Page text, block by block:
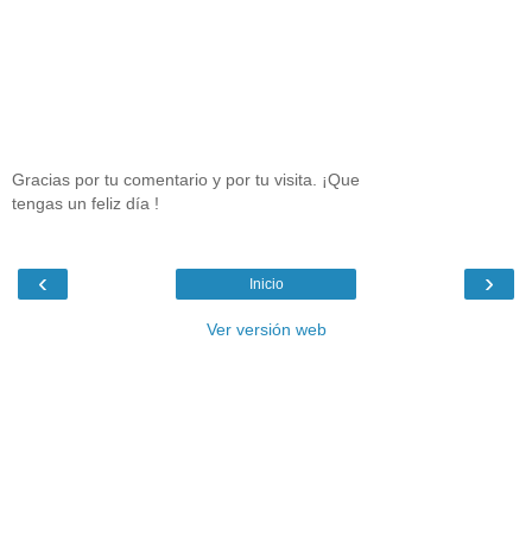
Gracias por tu comentario y por tu visita. ¡Que
tengas un feliz día !
‹ ›
Inicio
Ver versión web